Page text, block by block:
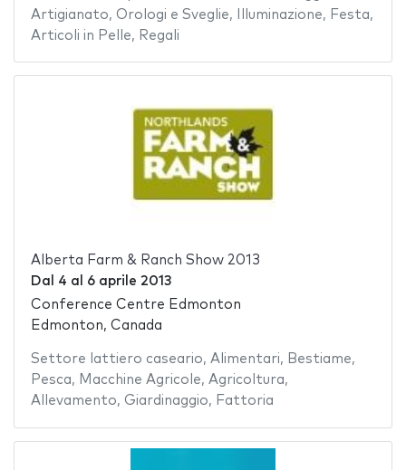
Artigianato, Orologi e Sveglie, Illuminazione, Festa,
Articoli in Pelle, Regali
Alberta Farm & Ranch Show 2013
Dal 4 al 6 aprile 2013
Conference Centre Edmonton
Edmonton, Canada
Settore lattiero caseario, Alimentari, Bestiame,
Pesca, Macchine Agricole, Agricoltura,
Allevamento, Giardinaggio, Fattoria